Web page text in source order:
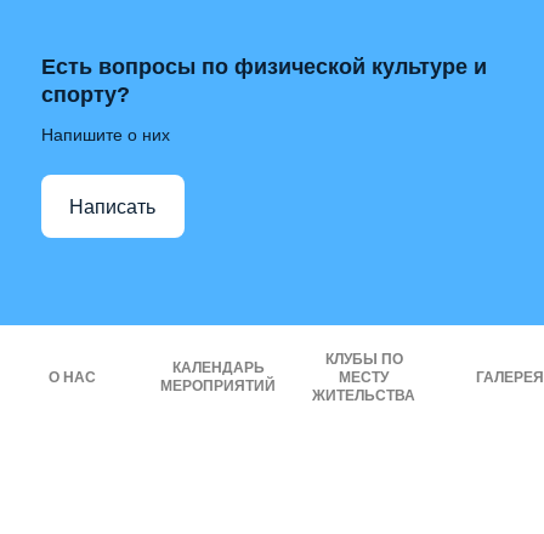
Есть вопросы по физической культуре и
спорту?
Напишите о них
Написать
О НАС
КАЛЕНДАРЬ
МЕРОПРИЯТИЙ
КЛУБЫ ПО
МЕСТУ
ЖИТЕЛЬСТВА
ГАЛЕРЕЯ